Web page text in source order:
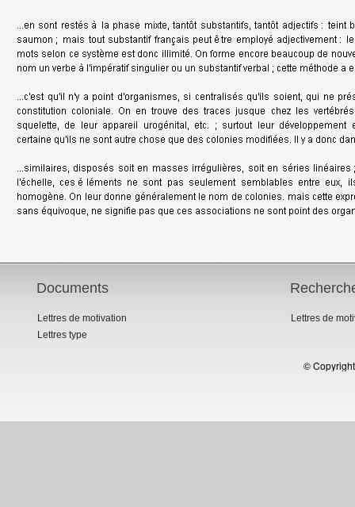
Documents
Lettres de motivation
Lettres type
Lettres de
©